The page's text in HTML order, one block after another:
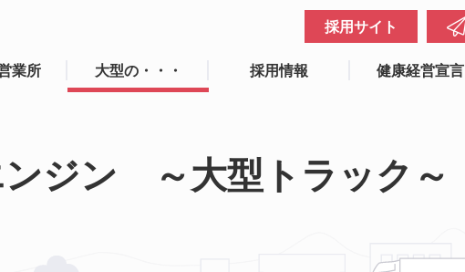
業所 大型の・・・ 採用情報 健康経営宣言
採用サイト
ンジン ～大型トラック～